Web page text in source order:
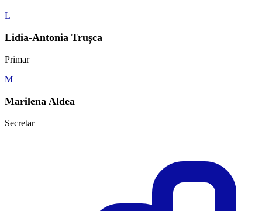
L
Lidia-Antonia Trușca
Primar
M
Marilena Aldea
Secretar